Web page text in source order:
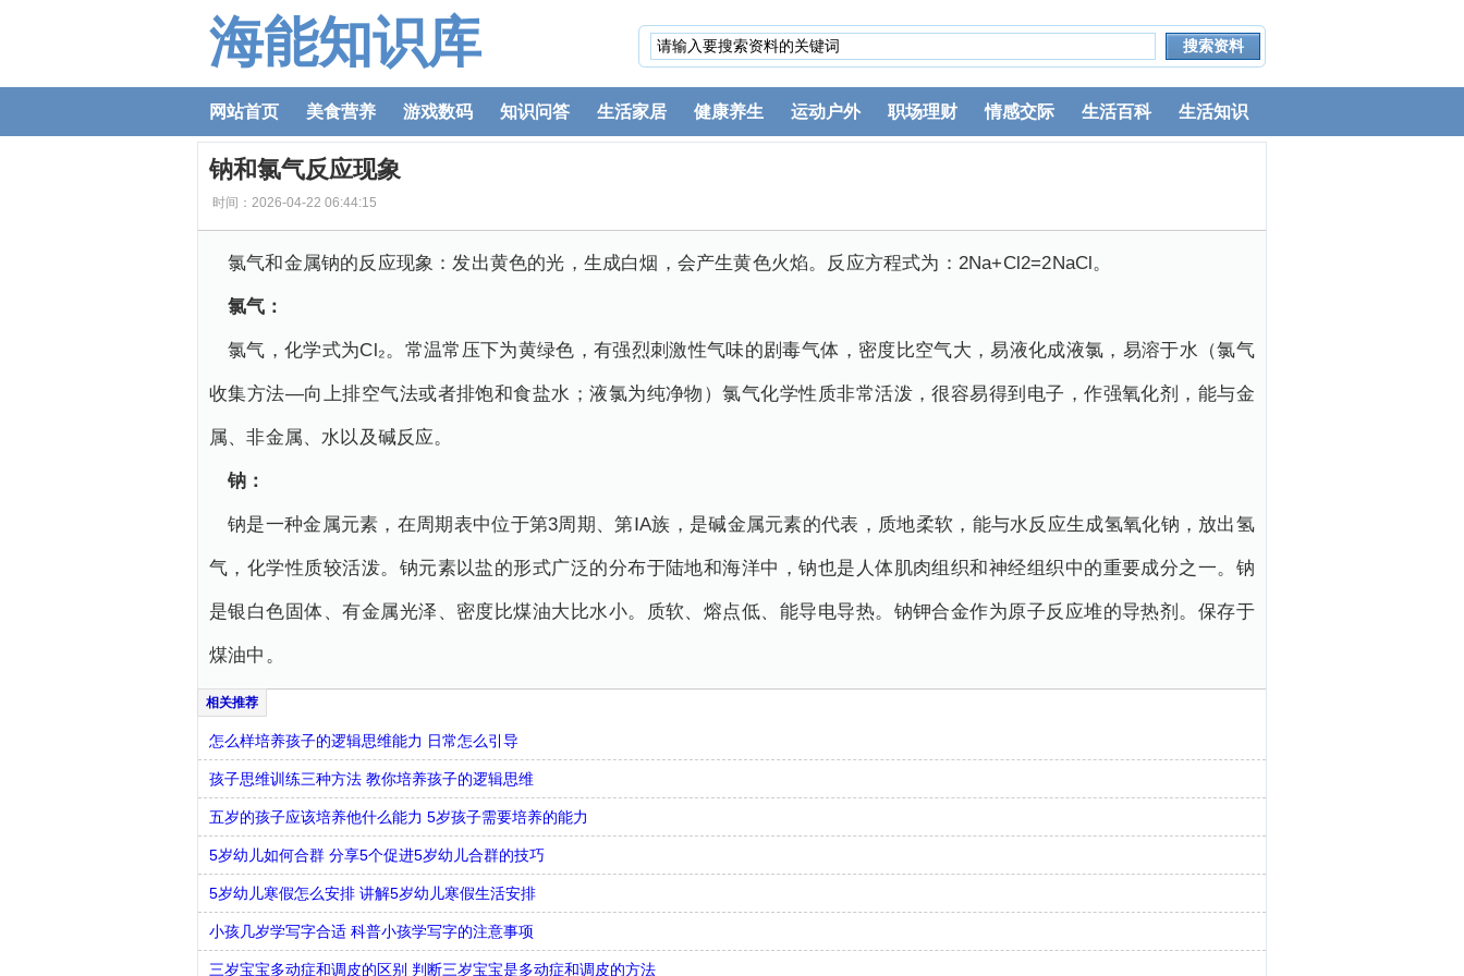
海能知识库
网站首页 美食营养 游戏数码 知识问答 生活家居 健康养生 运动户外 职场理财 情感交际 生活百科 生活知识
钠和氯气反应现象
时间：2026-04-22 06:44:15
氯气和金属钠的反应现象：发出黄色的光，生成白烟，会产生黄色火焰。反应方程式为：2Na+Cl2=2NaCl。
氯气：
氯气，化学式为Cl₂。常温常压下为黄绿色，有强烈刺激性气味的剧毒气体，密度比空气大，易液化成液氯，易溶于水（氯气
收集方法—向上排空气法或者排饱和食盐水；液氯为纯净物）氯气化学性质非常活泼，很容易得到电子，作强氧化剂，能与金
属、非金属、水以及碱反应。
钠：
钠是一种金属元素，在周期表中位于第3周期、第ⅠA族，是碱金属元素的代表，质地柔软，能与水反应生成氢氧化钠，放出氢
气，化学性质较活泼。钠元素以盐的形式广泛的分布于陆地和海洋中，钠也是人体肌肉组织和神经组织中的重要成分之一。钠
是银白色固体、有金属光泽、密度比煤油大比水小。质软、熔点低、能导电导热。钠钾合金作为原子反应堆的导热剂。保存于
煤油中。
怎么样培养孩子的逻辑思维能力 日常怎么引导
孩子思维训练三种方法 教你培养孩子的逻辑思维
五岁的孩子应该培养他什么能力 5岁孩子需要培养的能力
5岁幼儿如何合群 分享5个促进5岁幼儿合群的技巧
5岁幼儿寒假怎么安排 讲解5岁幼儿寒假生活安排
小孩几岁学写字合适 科普小孩学写字的注意事项
三岁宝宝多动症和调皮的区别 判断三岁宝宝是多动症和调皮的方法